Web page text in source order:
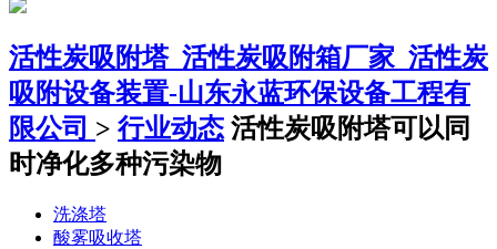
活性炭吸附塔_活性炭吸附箱厂家_活性炭
吸附设备装置-山东永蓝环保设备工程有
限公司 > 行业动态 活性炭吸附塔可以同
时净化多种污染物
洗涤塔
酸雾吸收塔